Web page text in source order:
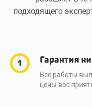
подходящего
Гарантия
Все работы
цены вас